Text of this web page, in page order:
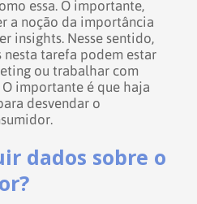
essa. O importante,
a noção da importância
insights. Nesse sentido,
tarefa podem estar
ou trabalhar com
O importante é que haja
desvendar o
dados sobre o